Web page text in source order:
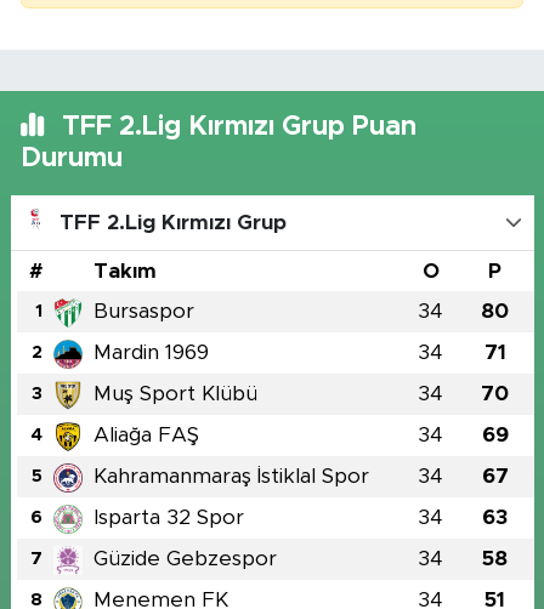
TFF 2.Lig Kırmızı Grup Puan
Durumu
TFF 2.Lig Kırmızı Grup
# Takım O P
1 Bursaspor 34 80
2 Mardin 1969 34 71
3 Muş Sport Klübü 34 70
4 Aliağa FAŞ 34 69
5 Kahramanmaraş İstiklal Spor 34 67
6 Isparta 32 Spor 34 63
7 Güzide Gebzespor 34 58
8 Menemen FK 34 51